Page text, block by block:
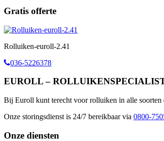
Gratis offerte
Rolluiken-euroll-2.41
036-5226378
EUROLL –
Bij Euroll kunt terecht voor rolluiken in alle soorten
Onze storingsdienst is 24/7 bereikbaar via 0800-
Onze diensten